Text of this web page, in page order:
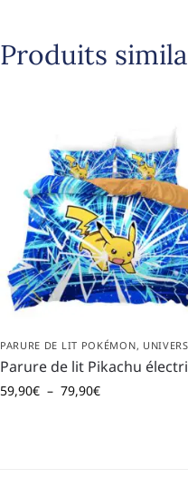
Produits
PARURE DE LIT POKÉMON, UNIVERS
Parure de lit Pikachu
59,90€ – 79,90€